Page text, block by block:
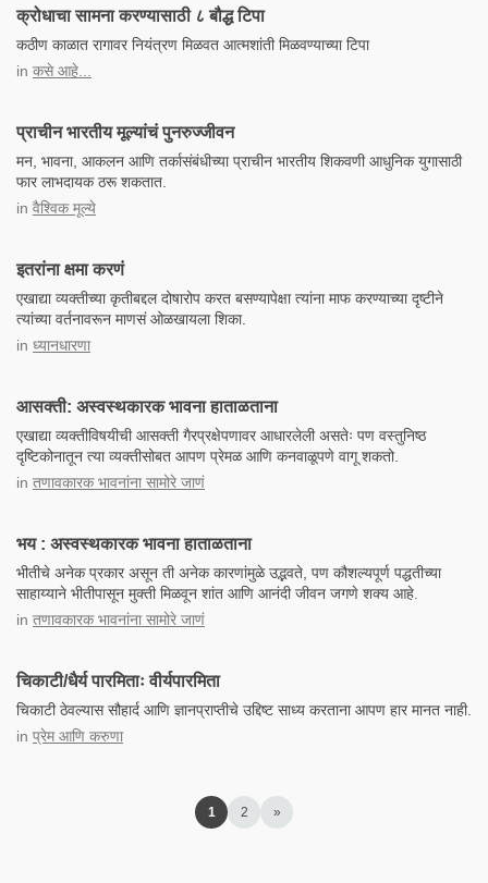
क्रोधाचा सामना करण्यासाठी ८ बौद्ध टिपा
कठीण काळात रागावर नियंत्रण मिळवत आत्मशांती मिळवण्याच्या टिपा
in कसे आहे...
प्राचीन भारतीय मूल्यांचं पुनरुज्जीवन
मन, भावना, आकलन आणि तर्कासंबंधीच्या प्राचीन भारतीय शिकवणी आधुनिक युगासाठी
फार लाभदायक ठरू शकतात.
in वैश्विक मूल्ये
इतरांना क्षमा करणं
एखाद्या व्यक्तीच्या कृतीबद्दल दोषारोप करत बसण्यापेक्षा त्यांना माफ करण्याच्या दृष्टीने
त्यांच्या वर्तनावरून माणसं ओळखायला शिका.
in ध्यानधारणा
आसक्ती: अस्वस्थकारक भावना हाताळताना
एखाद्या व्यक्तीविषयीची आसक्ती गैरप्रक्षेपणावर आधारलेली असतेः पण वस्तुनिष्ठ
दृष्टिकोनातून त्या व्यक्तीसोबत आपण प्रेमळ आणि कनवाळूपणे वागू शकतो.
in तणावकारक भावनांना सामोरे जाणं
भय : अस्वस्थकारक भावना हाताळताना
भीतीचे अनेक प्रकार असून ती अनेक कारणांमुळे उद्भवते, पण कौशल्यपूर्ण पद्धतीच्या
साहाय्याने भीतीपासून मुक्ती मिळवून शांत आणि आनंदी जीवन जगणे शक्य आहे.
in तणावकारक भावनांना सामोरे जाणं
चिकाटी/धैर्य पारमिताः वीर्यपारमिता
चिकाटी ठेवल्यास सौहार्द आणि ज्ञानप्राप्तीचे उद्दिष्ट साध्य करताना आपण हार मानत नाही.
in प्रेम आणि करुणा
1 2 »